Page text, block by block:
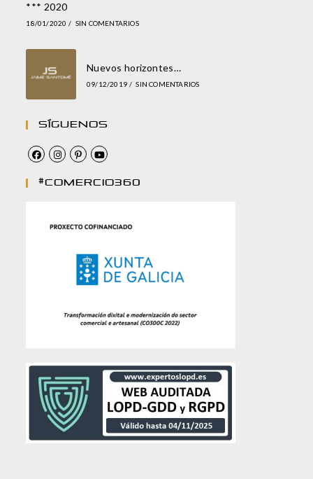
*** 2020
18/01/2020 / SIN COMENTARIOS
Nuevos horizontes…
09/12/2019 / SIN COMENTARIOS
Síguenos
#comercio360